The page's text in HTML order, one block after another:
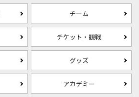
チーム
チケット・観戦
グッズ
アカデミー